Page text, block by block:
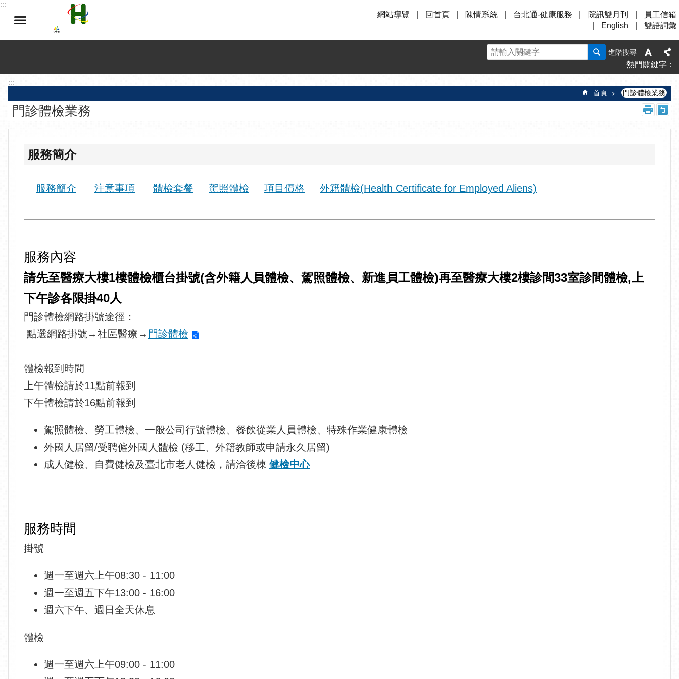
跳到主要內容區塊
:::
網站導覽
回首頁 陳情系統 台北通-健康服務 院訊雙月刊
員工信箱
English
雙語詞彙
進階搜尋
熱門關鍵字
:::
首頁 門診體檢業務
門診體檢業務
服務簡介
服務簡介 注意事項 體檢套餐 駕照體檢 項目價格 外籍體檢(Health Certificate for Employed Aliens)
服務內容
請先至醫療大樓1樓體檢櫃台掛號(含外籍人員體檢、駕照體檢、新進員工體檢)再至醫療大樓2樓診間33室診間體檢,上
下午診各限掛40人
門診體檢網路掛號途徑：
點選網路掛號 →社區醫療 → 門診體檢
體檢報到時間
上午體檢請於11點前報到
下午體檢請於16點前報到
駕照體檢、勞工體檢、一般公司行號體檢、餐飲從業人員體檢、特殊作業健康體檢
外國人居留/受聘僱外國人體檢 (移工、外籍教師或申請永久居留)
成人健檢、自費健檢及臺北市老人健檢，請洽後棟 健檢中心
服務時間
掛號
週一至週六上午08:30 - 11:00
週一至週五下午13:00 - 16:00
週六下午、週日全天休息
體檢
週一至週六上午09:00 - 11:00